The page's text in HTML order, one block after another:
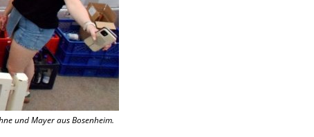
und Mayer aus Bosenheim.